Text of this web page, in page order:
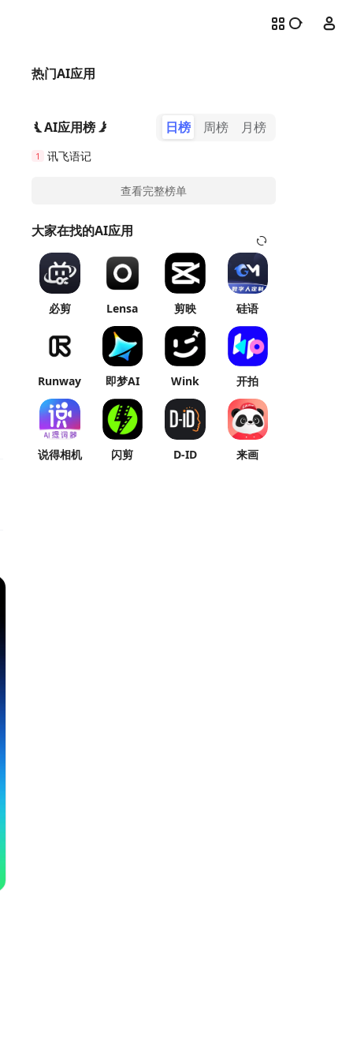
热门AI应用
AI应用榜 日榜 周榜 月榜
1 讯飞语记
查看完整榜单
大家在找的AI应用
必剪 Lensa 剪映 硅语
Runway 即梦AI Wink 开拍
说得相机 闪剪 D-ID 来画